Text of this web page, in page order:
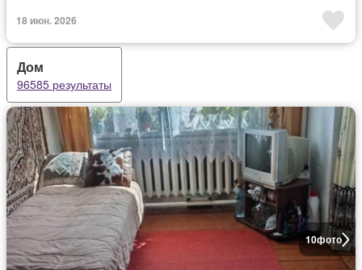
18 июн. 2026
Дом
96585 результаты
10фото